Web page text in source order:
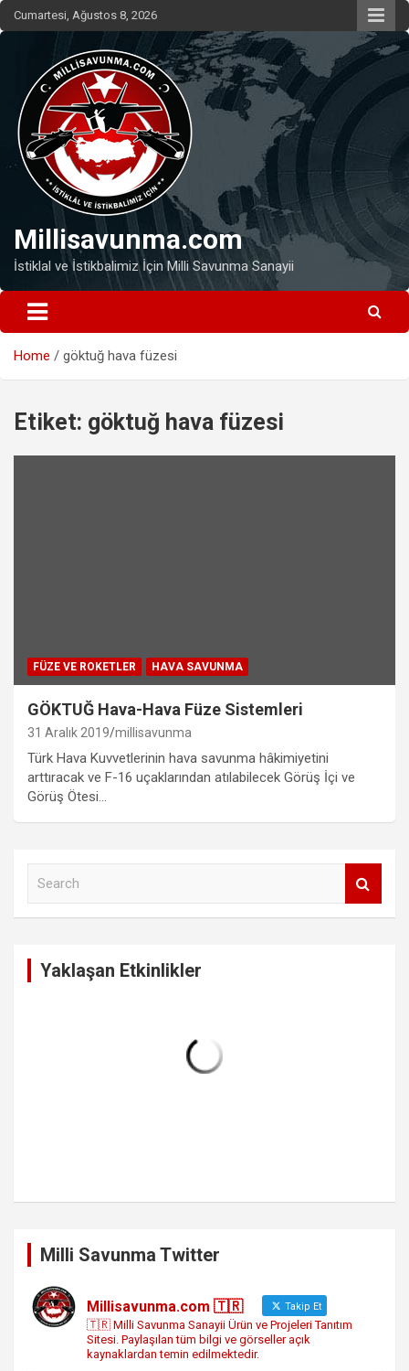
Skip
to
Cumartesi, Ağustos 8, 2026
Millisavunma.com
İstiklal ve İstikbalimiz İçin Milli Savunma Sanayii
Home göktuğ hava füzesi
Etiket: göktuğ hava füzesi
FÜZE VE ROKETLER HAVA SAVUNMA
GÖKTUĞ Hava-Hava Füze Sistemleri
31 Aralık 2019 millisavunma
Türk Hava Kuvvetlerinin hava savunma hâkimiyetini
arttıracak ve F-16 uçaklarından atılabilecek Görüş İçi ve
Görüş Ötesi…
Yaklaşan Etkinlikler
Milli Savunma Twitter
Millisavunma.com 🇹🇷 Takip Et
🇹🇷 Milli Savunma Sanayii Ürün ve Projeleri Tanıtım
Sitesi. Paylaşılan tüm bilgi ve görseller açık
kaynaklardan temin edilmektedir.